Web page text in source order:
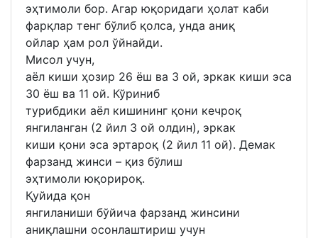
эҳтимоли бор. Агар юқоридаги ҳолат каби
фарқлар тенг бўлиб қолса, унда аниқ
ойлар ҳам рол ўйнайди.
Мисол учун,
аёл киши ҳозир 26 ёш ва 3 ой, эркак киши эса
30 ёш ва 11 ой. Кўриниб
турибдики аёл кишининг қони кечроқ
янгиланган (2 йил 3 ой олдин), эркак
киши қони эса эртароқ (2 йил 11 ой). Демак
фарзанд жинси – қиз бўлиш
эҳтимоли юқорироқ.
Қуйида қон
янгиланиши бўйича фарзанд жинсини
аниқлашни осонлаштириш учун